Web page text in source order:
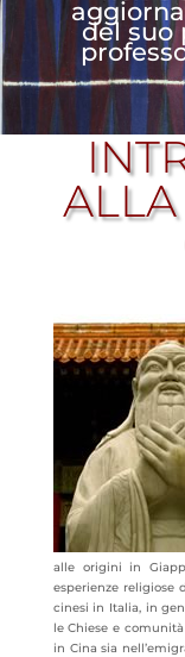
del suo
alle origini in
esperienze religiose
cinesi in Italia, in
le Chiese e
in Cina sia